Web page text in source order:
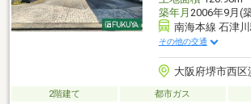
築年月 2006年9月(
南海本線 石津
その他の交通
大阪府堺市西区
2階建て 都市ガス